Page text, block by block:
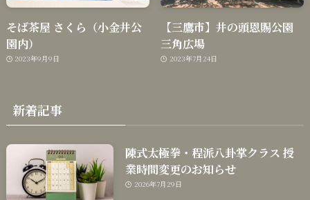
そば茶屋 さくら（小金井公
園内）
2023年9月9日
【三鷹市】井の頭恩賜公園
三角広場
2023年7月24日
新着記事
陳式太極拳・程派八卦掌クラス 授
業時間変更のお知らせ
2026年7月29日